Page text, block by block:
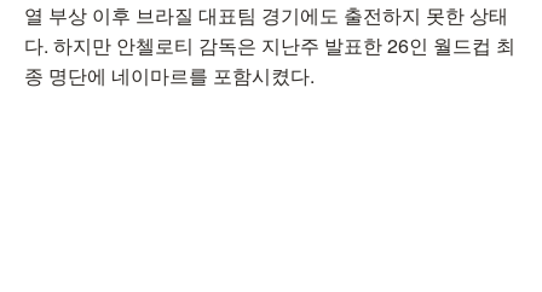
열 부상 이후 브라질 대표팀 경기에도 출전하지 못한 상태
다. 하지만 안첼로티 감독은 지난주 발표한 26인 월드컵 최
종 명단에 네이마르를 포함시켰다.